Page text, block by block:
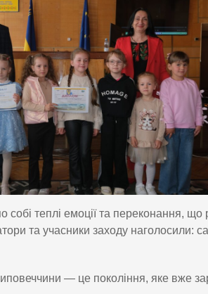
собі теплі емоції та переконання,
та учасники заходу наголосили:
— це покоління, яке вже